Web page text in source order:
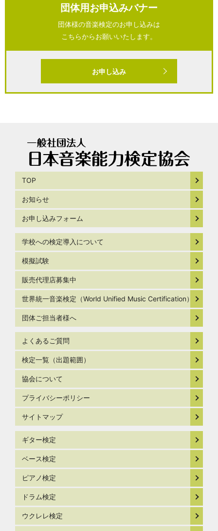
団体用お申込みバナー
団体様の音楽検定のお申し込みは
こちらからお願いいたします。
お申し込み
TOP
お知らせ
お申し込みフォーム
学校への検定導入について
模擬試験
販売代理店募集中
世界統一音楽検定（World Unified Music Certification）
団体ご担当者様へ
よくあるご質問
検定一覧（出題範囲）
協会について
プライバシーポリシー
サイトマップ
ギター検定
ベース検定
ピアノ検定
ドラム検定
ウクレレ検定